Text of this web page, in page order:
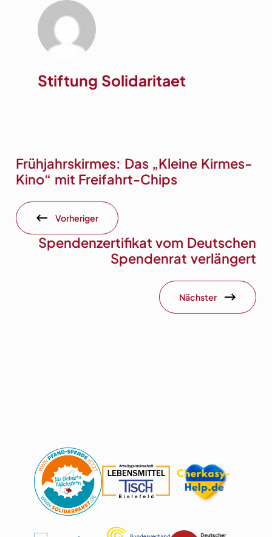
Stiftung Solidaritaet
Frühjahrskirmes: Das „Kleine Kirmes-
Kino“ mit Freifahrt-Chips
Vorheriger
Spendenzertifikat vom Deutschen
Spendenrat verlängert
Nächster